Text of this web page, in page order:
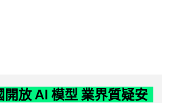
開放 AI 模型 業界質疑安